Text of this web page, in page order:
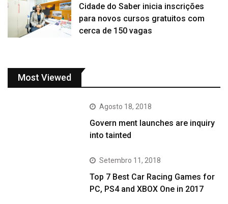
Cidade do Saber inicia inscrições
para novos cursos gratuitos com
cerca de 150 vagas
Most Viewed
Agosto 18, 2018
Govern ment launches are inquiry
into tainted
Setembro 11, 2018
Top 7 Best Car Racing Games for
PC, PS4 and XBOX One in 2017